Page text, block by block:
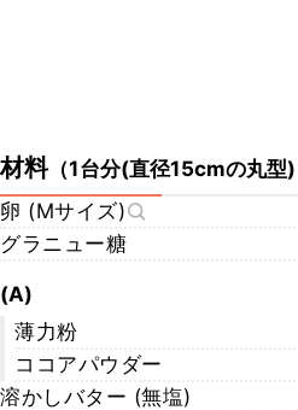
材料（1台分(直径15cmの丸型)
卵 (Mサイズ)
グラニュー糖
(A)
薄力粉
ココアパウダー
溶かしバター (無塩)